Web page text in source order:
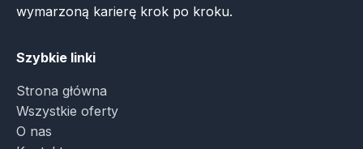
wymarzoną karierę krok po kroku.
Szybkie linki
Strona główna
Wszystkie oferty
O nas